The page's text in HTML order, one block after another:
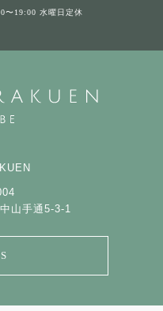
〜19:00 水曜日定休
山手通5-3-1